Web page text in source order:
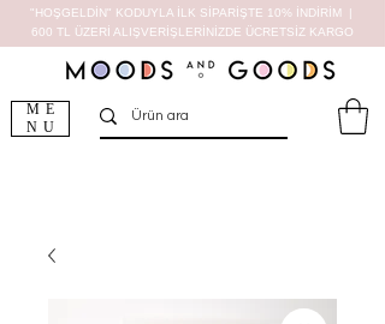
ME
NU
"HOŞGELDİN" KODUYLA İLK SİPARİŞTE 10% İNDİRİM |
600 TL ÜZERİ ALIŞVERİŞLERİNİZDE ÜCRETSİZ KARGO